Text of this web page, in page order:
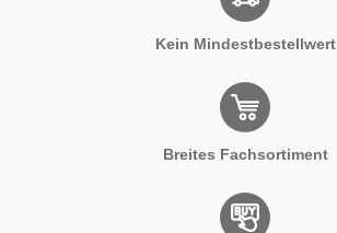
Kein Mindestbestellwert
Breites Fachsortiment